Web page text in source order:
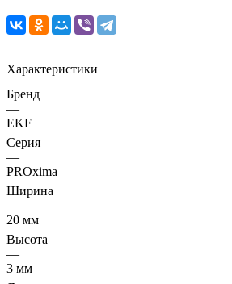
Характеристики
Бренд
—
EKF
Серия
—
PROxima
Ширина
—
20 мм
Высота
—
3 мм